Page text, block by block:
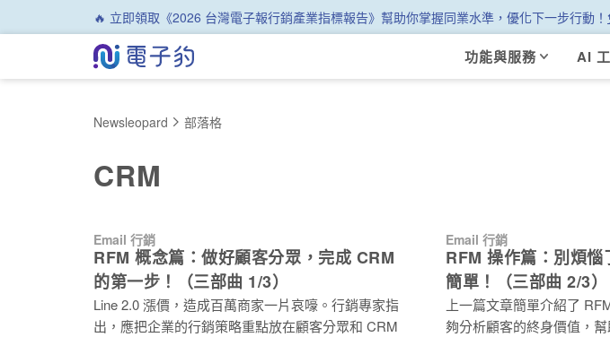
🔥 立即領取《2026 台灣電子報行銷產業指標報告》幫助你掌握同業水準，優化下一步行動！
功能與服務 AI
Newsleopard 部落格
CRM
Email 行銷
RFM 概念篇：做好顧客分眾，完成 CRM
的第一步！（三部曲 1/3）
Line 2.0 漲價，造成百萬商家一片哀嚎。行銷專家指
出，應把企業的行銷策略重點放在顧客分眾和 CRM
Email 行銷
RFM 操作篇：別煩
簡單！（三部曲 2/3）
上一篇文章簡單介紹了
夠分析顧客的終身價值，